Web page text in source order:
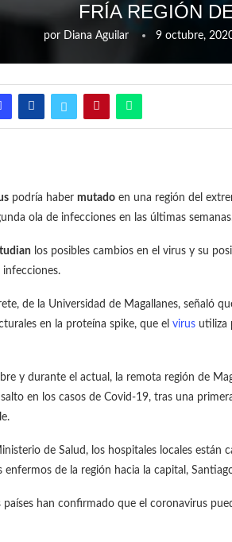
FRÍA REGIÓN
por Diana Aguilar 9 octubre,
podría haber mutado en una región del
ola de infecciones en las últimas
los posibles cambios en el virus y su
de la Universidad de Magallanes, señaló
en la proteína spike, que el virus utiliza
y durante el actual, la remota región de
en los casos de Covid-19, tras una
de Salud, los hospitales locales están
enfermos de la región hacia la capital,
países han confirmado que el coronavirus